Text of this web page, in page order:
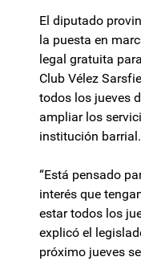
El diputado
la puesta en
legal gratuita
Club Vélez
todos los jueves
ampliar los
institución barrial.
“Está pensado
interés que
estar todos los
explicó el
próximo jueves